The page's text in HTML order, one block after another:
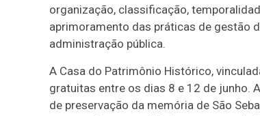
organização, classificação,
aprimoramento das práticas de gestão
administração pública.
A Casa do Patrimônio Histórico,
gratuitas entre os dias 8 e 12 de junho.
de preservação da memória de São